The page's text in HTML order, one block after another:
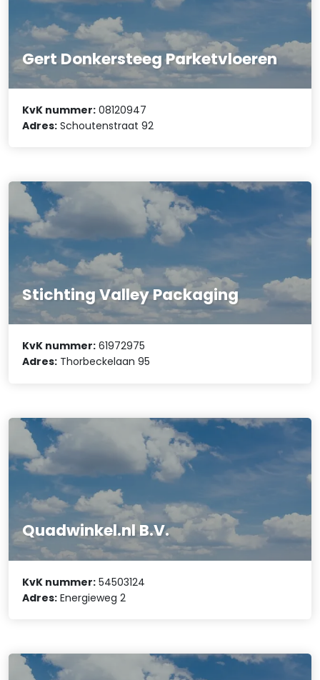
Gert Donkersteeg Parketvloeren
KvK nummer: 08120947
Adres: Schoutenstraat 92
Stichting Valley Packaging
KvK nummer: 61972975
Adres: Thorbeckelaan 95
Quadwinkel.nl B.V.
KvK nummer: 54503124
Adres: Energieweg 2